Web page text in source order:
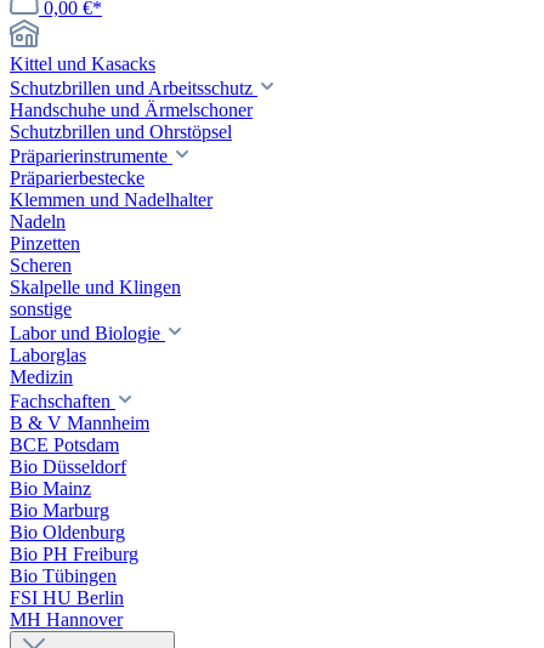
0,00 €*
Kittel und Kasacks
Schutzbrillen und Arbeitsschutz
Handschuhe und Ärmelschoner
Schutzbrillen und Ohrstöpsel
Präparierinstrumente
Präparierbestecke
Klemmen und Nadelhalter
Nadeln
Pinzetten
Scheren
Skalpelle und Klingen
sonstige
Labor und Biologie
Laborglas
Medizin
Fachschaften
B & V Mannheim
BCE Potsdam
Bio Düsseldorf
Bio Mainz
Bio Marburg
Bio Oldenburg
Bio PH Freiburg
Bio Tübingen
FSI HU Berlin
MH Hannover